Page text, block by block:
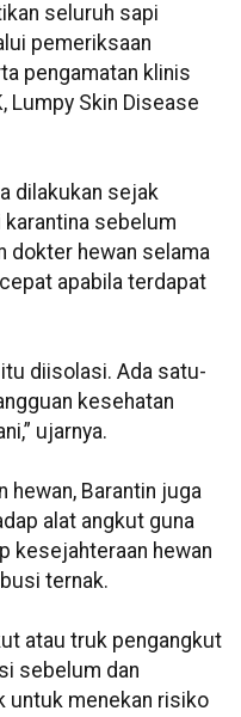
seluruh sapi
pemeriksaan
pengamatan klinis
Lumpy Skin Disease
dilakukan sejak
sebelum
dokter hewan selama
apabila terdapat
diisolasi. Ada satu-
kesehatan
ujarnya.
hewan, Barantin juga
alat angkut guna
kesejahteraan hewan
ternak.
atau truk pengangkut
sebelum dan
untuk menekan risiko